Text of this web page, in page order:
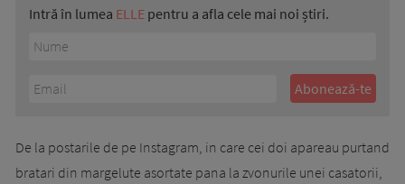
Intră în lumea ELLE pentru a afla cele mai noi știri.
De la postarile de pe Instagram, in care cei doi apareau purtand
bratari din margelute asortate pana la zvonurile unei casatorii,